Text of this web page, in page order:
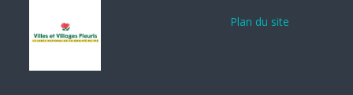
Plan du site